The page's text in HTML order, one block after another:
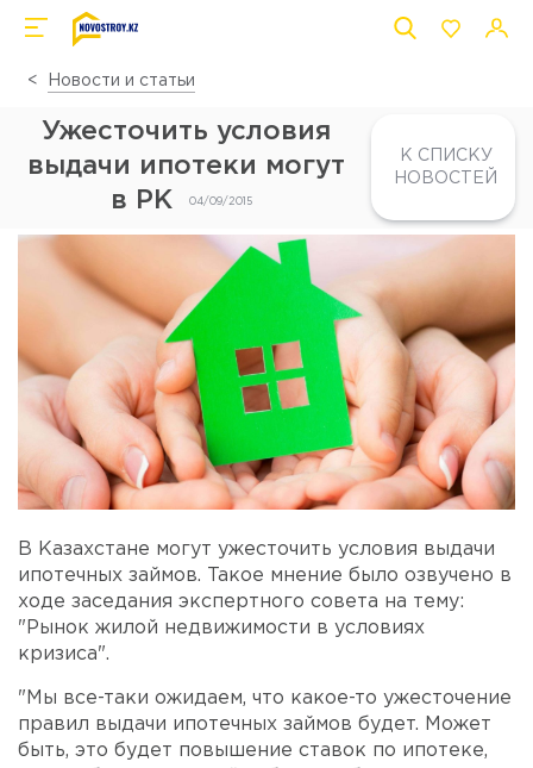
Новости и статьи
Ужесточить условия
выдачи ипотеки могут
в РК
04/09/2015
К СПИСКУ
НОВОСТЕЙ
В Казахстане могут ужесточить условия выдачи
ипотечных займов. Такое мнение было озвучено в
ходе заседания экспертного совета на тему:
"Рынок жилой недвижимости в условиях
кризиса".
"Мы все-таки ожидаем, что какое-то ужесточение
правил выдачи ипотечных займов будет. Может
быть, это будет повышение ставок по ипотеке,